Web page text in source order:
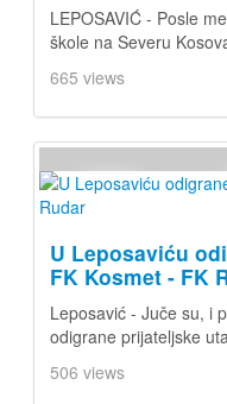
LEPOSAVIĆ - Posle
škole na Severu
665 views
U Leposaviću
FK Kosmet - FK
Leposavić - Juče su, i
odigrane prijateljske
506 views